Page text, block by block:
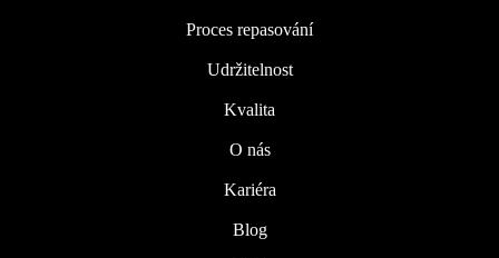
Proces repasování
Udržitelnost
Kvalita
O nás
Kariéra
Blog